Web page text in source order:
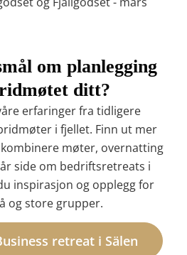
om planlegging
ditt?
erfaringer fra tidligere
i fjellet. Finn ut mer
møter, overnatting
side om bedriftsretreats i
inspirasjon og opplegg for
og store grupper.
retreat i Sälen